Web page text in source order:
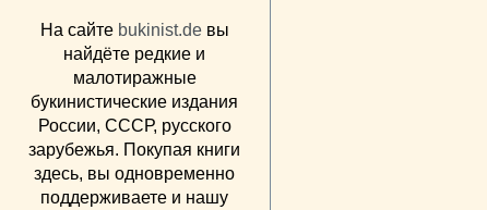
На сайте bukinist.deвы
найдёте редкие и
малотиражные
букинистические издания
России, СССР, русского
зарубежья. Покупая книги
здесь, вы одновременно
поддерживаете и нашу